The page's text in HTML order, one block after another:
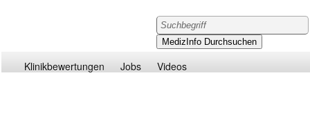
Klinikbewertungen Jobs Videos